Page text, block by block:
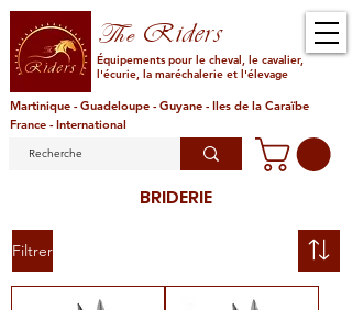
TheRiders
Équipements pour le cheval, le cavalier,
l'écurie, la maréchalerie et l'élevage
Martinique - Guadeloupe - Guyane - Iles de la Caraïbe
France - International
BRIDERIE
Filtrer